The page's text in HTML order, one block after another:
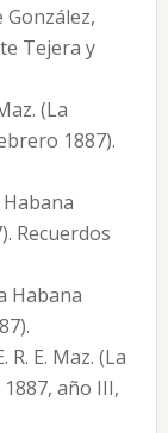
Tejera y
(La
1887).
Habana
Recuerdos
Habana
R. E. Maz. (La
año III,